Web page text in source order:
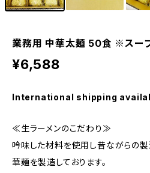
業務用 中華太麺 50食 ※スー
¥6,588
International shipping
≪生ラーメンのこだわり≫
吟味した材料を使用し昔ながらの
華麺を製造しております。